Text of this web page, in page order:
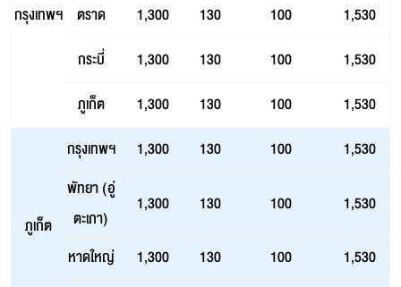
กรุงเทพฯ ตราด
1,300 130 100
1,530
กระบี่
1,300 130 100
1,530
ภูเก็ต
1,300 130 100 1,530
ภูเก็ต
กรุงเทพฯ 1,300 130 100
1,530
พัทยา (อู่
ตะเภา)
1,300 130 100 1,530
หาดใหญ่ 1,300 130 100
1,530